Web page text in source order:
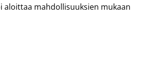
aloittaa mahdollisuuksien mukaan